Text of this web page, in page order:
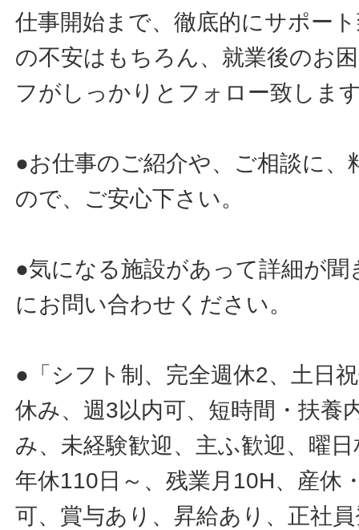
仕事開始まで、徹底的にサポー
の不安はもちろん、就業後のお
フがしっかりとフォロー致しま
●お仕事のご紹介や、ご相談に
ので、ご安心下さい。
●気になる施設があって詳細が
にお問い合わせください。
●「シフト制、完全週休2、土日
休み、週3以内可、短時間・扶養
み、未経験歓迎、主ふ歓迎、曜
年休110日～、残業月10H、産休
可、賞与あり、昇給あり、正社